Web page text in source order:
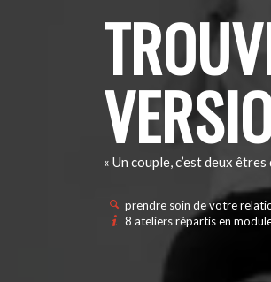
« Un couple, c’est deux
prendre soin de votre
8 ateliers répartis en